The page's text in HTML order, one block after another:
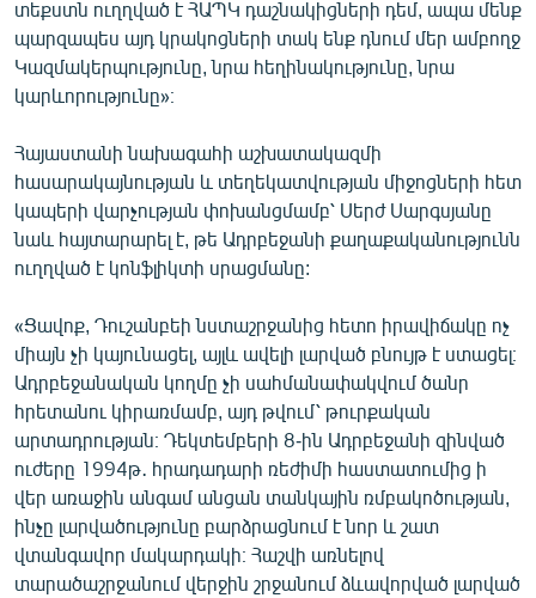
տեքստն ուղղված է ՀԱՊԿ դաշնակիցների դեմ, ապա մենք
պարզապես այդ կրակոցների տակ ենք դնում մեր ամբողջ
Կազմակերպությունը, նրա հեղինակությունը, նրա
կարևորությունը»։
Հայաստանի նախագահի աշխատակազմի
հասարակայնության և տեղեկատվության միջոցների հետ
կապերի վարչության փոխանցմամբ՝ Սերժ Սարգսյանը
նաև հայտարարել է, թե Ադրբեջանի քաղաքականությունն
ուղղված է կոնֆլիկտի սրացմանը:
«Ցավոք, Դուշանբեի նստաշրջանից հետո իրավիճակը ոչ
միայն չի կայունացել, այլև ավելի լարված բնույթ է ստացել։
Ադրբեջանական կողմը չի սահմանափակվում ծանր
հրետանու կիրառմամբ, այդ թվում՝ թուրքական
արտադրության։ Դեկտեմբերի 8-ին Ադրբեջանի զինված
ուժերը 1994թ․ հրադադարի ռեժիմի հաստատումից ի
վեր առաջին անգամ անցան տանկային ռմբակոծության,
ինչը լարվածությունը բարձրացնում է նոր և շատ
վտանգավոր մակարդակի։ Հաշվի առնելով
տարածաշրջանում վերջին շրջանում ձևավորված լարված